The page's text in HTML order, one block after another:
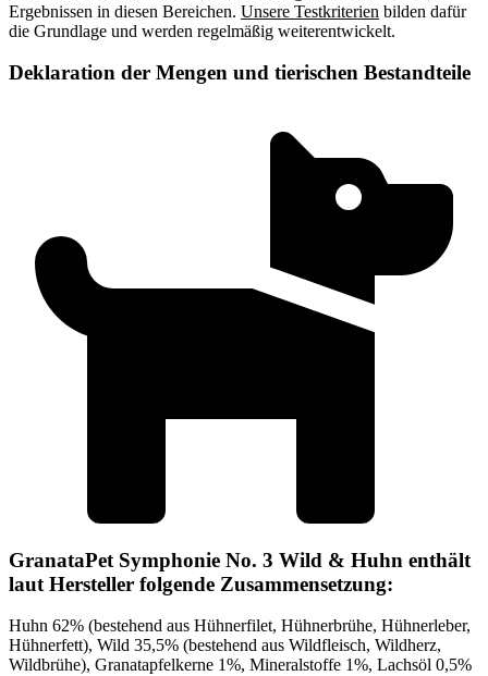
Ergebnissen in diesen Bereichen. Unsere Testkriterien bilden dafür
die Grundlage und werden regelmäßig weiterentwickelt.
Deklaration der Mengen und tierischen Bestandteile
GranataPet Symphonie No. 3 Wild & Huhn enthält
laut Hersteller folgende Zusammensetzung:
Huhn 62% (bestehend aus Hühnerfilet, Hühnerbrühe, Hühnerleber,
Hühnerfett), Wild 35,5% (bestehend aus Wildfleisch, Wildherz,
Wildbrühe), Granatapfelkerne 1%, Mineralstoffe 1%, Lachsöl 0,5%